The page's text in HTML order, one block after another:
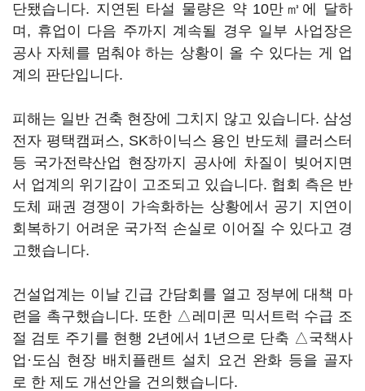
단됐습니다. 지연된 타설 물량은 약 10만㎥에 달하
며, 휴업이 다음 주까지 계속될 경우 일부 사업장은
공사 자체를 멈춰야 하는 상황이 올 수 있다는 게 업
계의 판단입니다.
피해는 일반 건축 현장에 그치지 않고 있습니다. 삼성
전자 평택캠퍼스, SK하이닉스 용인 반도체 클러스터
등 국가전략산업 현장까지 공사에 차질이 빚어지면
서 업계의 위기감이 고조되고 있습니다. 협회 측은 반
도체 패권 경쟁이 가속화하는 상황에서 공기 지연이
회복하기 어려운 국가적 손실로 이어질 수 있다고 경
고했습니다.
건설업계는 이날 긴급 간담회를 열고 정부에 대책 마
련을 촉구했습니다. 또한 △레미콘 믹서트럭 수급 조
절 검토 주기를 현행 2년에서 1년으로 단축 △국책사
업·도심 현장 배치플랜트 설치 요건 완화 등을 골자
로 한 제도 개선안을 건의했습니다.